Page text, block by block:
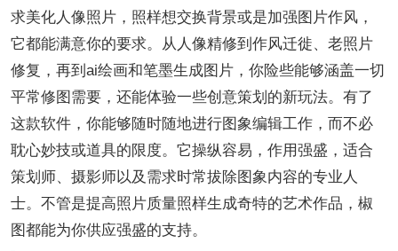
求美化人像照片，照样想交换背景或是加强图片作风，
它都能满意你的要求。从人像精修到作风迁徙、老照片
修复，再到ai绘画和笔墨生成图片，你险些能够涵盖一切
平常修图需要，还能体验一些创意策划的新玩法。有了
这款软件，你能够随时随地进行图象编辑工作，而不必
耽心妙技或道具的限度。它操纵容易，作用强盛，适合
策划师、摄影师以及需求时常拔除图象内容的专业人
士。不管是提高照片质量照样生成奇特的艺术作品，椒
图都能为你供应强盛的支持。